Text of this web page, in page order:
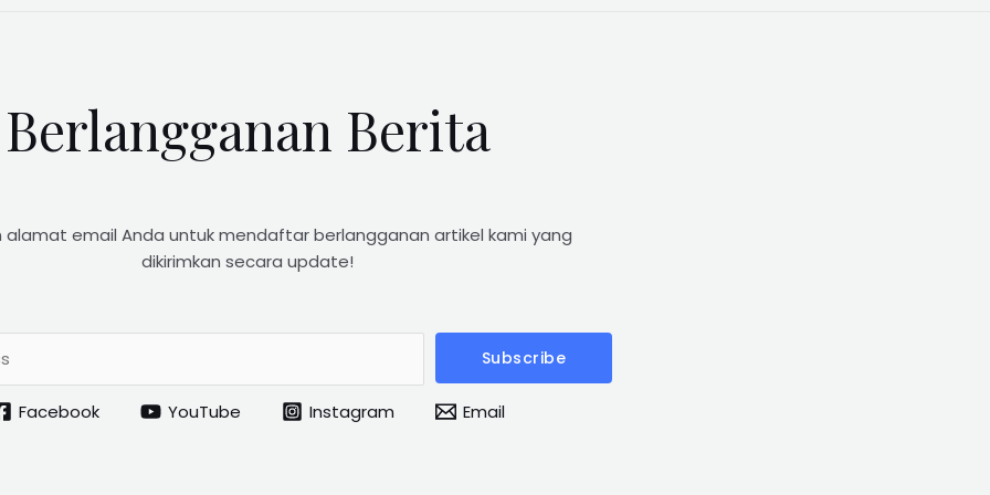
Berlangganan Berita
alamat email Anda untuk mendaftar berlangganan artikel kami yang
dikirimkan secara update!
Subscribe
Facebook YouTube Instagram Email